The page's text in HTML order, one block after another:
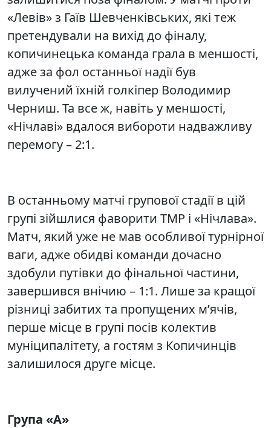
«Левів» з Гаїв Шевченківських, які теж
претендували на вихід до фіналу,
копичинецька команда грала в меншості,
адже за фол останньої надії був
вилучений їхній голкіпер Володимир
Черниш. Та все ж, навіть у меншості,
«Нічлаві» вдалося вибороти надважливу
перемогу – 2:1.
В останньому матчі групової стадії в цій
групі зійшлися фаворити ТМР і «Нічлава».
Матч, який уже не мав особливої турнірної
ваги, адже обидві команди дочасно
здобули путівки до фінальної частини,
завершився внічию – 1:1. Лише за кращої
різниці забитих та пропущених м’ячів,
перше місце в групі посів колектив
муніципалітету, а гостям з Копичинців
залишилося друге місце.
Група «А»